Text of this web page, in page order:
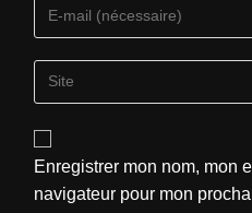
Enregistrer mon nom, mon
navigateur pour mon